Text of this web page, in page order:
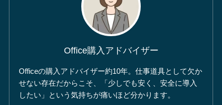
Office購入アドバイザー
Officeの購入アドバイザー約10年。仕事道具として欠か
せない存在だからこそ、「少しでも安く、安全に導入
したい」という気持ちが痛いほど分かります。